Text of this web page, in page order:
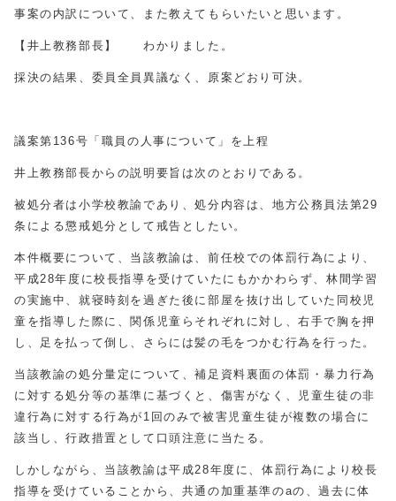
事案の内訳について、また教えてもらいたいと思います。
【井上教務部長】 わかりました。
採決の結果、委員全員異議なく、原案どおり可決。
議案第136号「職員の人事について」を上程
井上教務部長からの説明要旨は次のとおりである。
被処分者は小学校教諭であり、処分内容は、地方公務員法第29
条による懲戒処分として戒告としたい。
本件概要について、当該教諭は、前任校での体罰行為により、
平成28年度に校長指導を受けていたにもかかわらず、林間学習
の実施中、就寝時刻を過ぎた後に部屋を抜け出していた同校児
童を指導した際に、関係児童らそれぞれに対し、右手で胸を押
し、足を払って倒し、さらには髪の毛をつかむ行為を行った。
当該教諭の処分量定について、補足資料裏面の体罰・暴力行為
に対する処分等の基準に基づくと、傷害がなく、児童生徒の非
違行為に対する行為が1回のみで被害児童生徒が複数の場合に
該当し、行政措置として口頭注意に当たる。
しかしながら、当該教諭は平成28年度に、体罰行為により校長
指導を受けていることから、共通の加重基準のaの、過去に体